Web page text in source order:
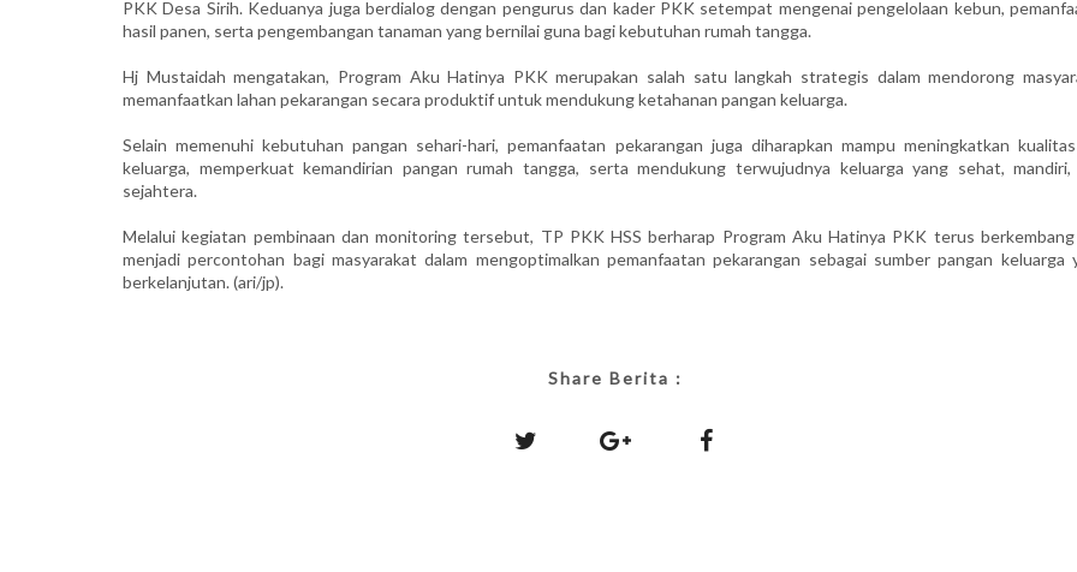
PKK Desa Sirih. Keduanya juga berdialog dengan pengurus dan kader PKK setempat mengenai pengelolaan kebun,
hasil panen, serta pengembangan tanaman yang bernilai guna bagi kebutuhan rumah tangga.
Hj Mustaidah mengatakan, Program Aku Hatinya PKK merupakan salah satu langkah strategis dalam mendorong
memanfaatkan lahan pekarangan secara produktif untuk mendukung ketahanan pangan keluarga.
Selain memenuhi kebutuhan pangan sehari-hari, pemanfaatan pekarangan juga diharapkan mampu meningkatkan
keluarga, memperkuat kemandirian pangan rumah tangga, serta mendukung terwujudnya keluarga yang sehat,
sejahtera.
Melalui kegiatan pembinaan dan monitoring tersebut, TP PKK HSS berharap Program Aku Hatinya PKK terus
menjadi percontohan bagi masyarakat dalam mengoptimalkan pemanfaatan pekarangan sebagai sumber pangan keluarga
berkelanjutan. (ari/jp).
Share Berita :